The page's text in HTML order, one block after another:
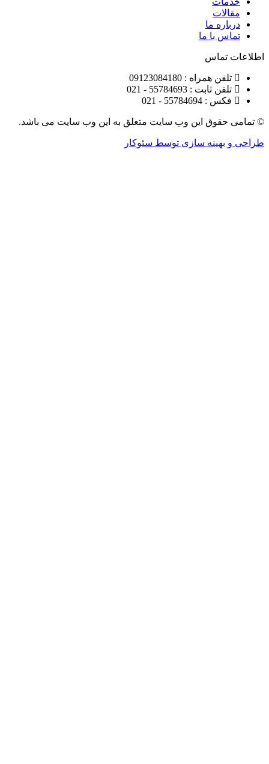
ما
با ما
همراه : 09123084180
ثابت : 55784693 - 021
- 021
این وب سایت متعلق به این وب سایت می باشد.
سازی توسط سئوکار